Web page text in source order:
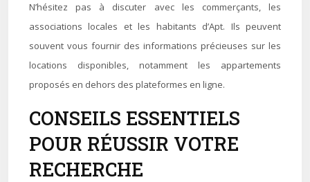
N’hésitez pas à discuter avec les commerçants, les
associations locales et les habitants d’Apt. Ils peuvent
souvent vous fournir des informations précieuses sur les
locations disponibles, notamment les appartements
proposés en dehors des plateformes en ligne.
CONSEILS ESSENTIELS
POUR RÉUSSIR VOTRE
RECHERCHE